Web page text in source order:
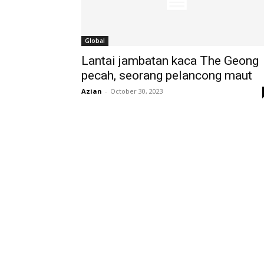
Global
Lantai jambatan kaca The Geong
pecah, seorang pelancong maut
Azian - October 30, 2023